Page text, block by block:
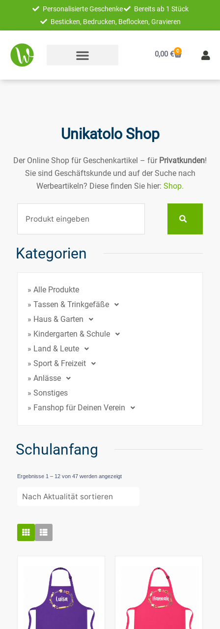
springen
Personalisierte Geschenke
Bereits ab 1 Stück
Besticken, Bedrucken, Beflocken, Gravieren
0,00€ 0
Warenkorb
Unikatolo Shop
Der Online Shop für Geschenkartikel – für Privatkunden!
Sie sind Geschäftskunde und auf der Suche nach
Werbeartikeln? Diese finden Sie hier: Shop.
Kategorien
» Alle Produkte
» Tassen & Trinkgefäße
» Haus & Garten
» Kindergarten & Schule
» Land & Leute
» Sport & Freizeit
» Anlässe
» Sonstiges
» Fanshop für Deinen Verein
Schulanfang
Ergebnisse 1 – 12 von 47 werden angezeigt